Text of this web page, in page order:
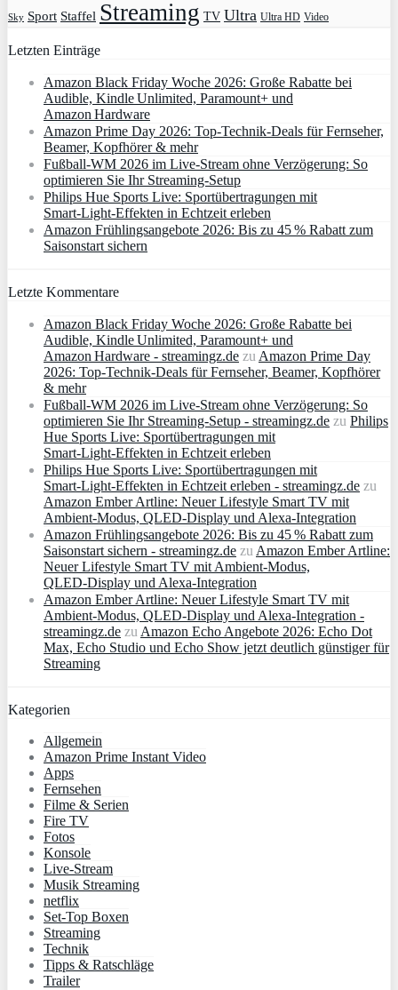
Sky Sport Staffel Streaming TV Ultra Ultra HD Video
Letzten Einträge
Amazon Black Friday Woche 2026: Große Rabatte bei
Audible, Kindle Unlimited, Paramount+ und
Amazon Hardware
Amazon Prime Day 2026: Top-Technik-Deals für Fernseher,
Beamer, Kopfhörer & mehr
Fußball-WM 2026 im Live-Stream ohne Verzögerung: So
optimieren Sie Ihr Streaming-Setup
Philips Hue Sports Live: Sportübertragungen mit
Smart‑Light‑Effekten in Echtzeit erleben
Amazon Frühlingsangebote 2026: Bis zu 45 % Rabatt zum
Saisonstart sichern
Letzte Kommentare
Amazon Black Friday Woche 2026: Große Rabatte bei
Audible, Kindle Unlimited, Paramount+ und
Amazon Hardware - streamingz.de zuAmazon Prime Day
2026: Top-Technik-Deals für Fernseher, Beamer, Kopfhörer
& mehr
Fußball-WM 2026 im Live-Stream ohne Verzögerung: So
optimieren Sie Ihr Streaming-Setup - streamingz.de zu Philips
Hue Sports Live: Sportübertragungen mit
Smart‑Light‑Effekten in Echtzeit erleben
Philips Hue Sports Live: Sportübertragungen mit
Smart‑Light‑Effekten in Echtzeit erleben - streamingz.de zu
Amazon Ember Artline: Neuer Lifestyle Smart TV mit
Ambient‑Modus, QLED‑Display und Alexa‑Integration
Amazon Frühlingsangebote 2026: Bis zu 45 % Rabatt zum
Saisonstart sichern - streamingz.de zuAmazon Ember Artline:
Neuer Lifestyle Smart TV mit Ambient‑Modus,
QLED‑Display und Alexa‑Integration
Amazon Ember Artline: Neuer Lifestyle Smart TV mit
Ambient‑Modus, QLED‑Display und Alexa‑Integration -
streamingz.de zuAmazon Echo Angebote 2026: Echo Dot
Max, Echo Studio und Echo Show jetzt deutlich günstiger für
Streaming
Kategorien
Allgemein
Amazon Prime Instant Video
Apps
Fernsehen
Filme & Serien
Fire TV
Fotos
Konsole
Live-Stream
Musik Streaming
netflix
Set-Top Boxen
Streaming
Technik
Tipps & Ratschläge
Trailer